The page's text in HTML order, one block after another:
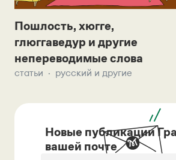
Пошлость, хюгге,
глюггаведур и другие
непереводимые слова
статьи русский и другие
Новые публикации
вашей почте